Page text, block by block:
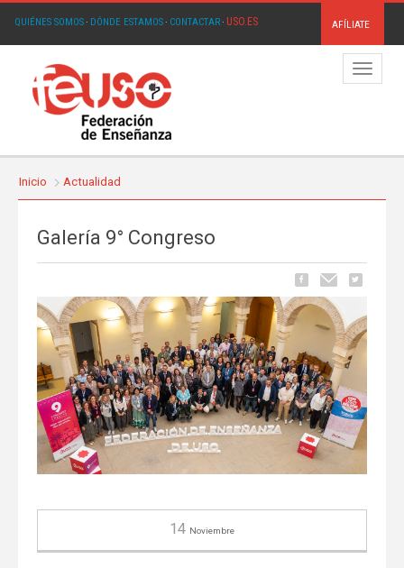
QUIÉNES SOMOS· DÓNDE ESTAMOS· CONTACTAR· USO.ES AFÍLIATE
Menú
Inicio Actualidad
Galería 9° Congreso
14 Noviembre